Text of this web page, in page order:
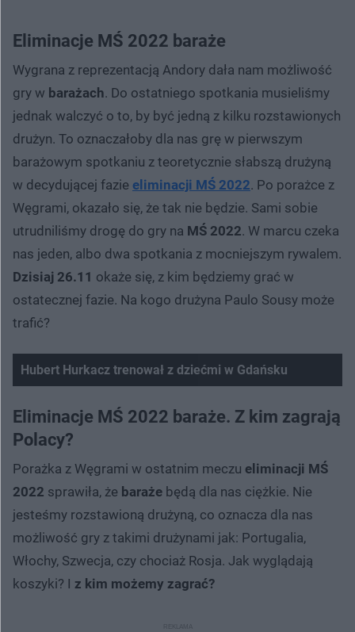
Eliminacje MŚ 2022 baraże
Wygrana z reprezentacją Andory dała nam możliwość
gry w barażach. Do ostatniego spotkania musieliśmy
jednak walczyć o to, by być jedną z kilku rozstawionych
drużyn. To oznaczałoby dla nas grę w pierwszym
barażowym spotkaniu z teoretycznie słabszą drużyną
w decydującej fazie eliminacji MŚ 2022. Po porażce z
Węgrami, okazało się, że tak nie będzie. Sami sobie
utrudniliśmy drogę do gry na MŚ 2022. W marcu czeka
nas jeden, albo dwa spotkania z mocniejszym rywalem.
Dzisiaj 26.11 okaże się, z kim będziemy grać w
ostatecznej fazie. Na kogo drużyna Paulo Sousy może
trafić?
Hubert Hurkacz trenował z dziećmi w Gdańsku
Eliminacje MŚ 2022 baraże. Z kim zagrają
Polacy?
Porażka z Węgrami w ostatnim meczu eliminacji MŚ
2022 sprawiła, że baraże będą dla nas ciężkie. Nie
jesteśmy rozstawioną drużyną, co oznacza dla nas
możliwość gry z takimi drużynami jak: Portugalia,
Włochy, Szwecja, czy chociaż Rosja. Jak wyglądają
koszyki? I z kim możemy zagrać?